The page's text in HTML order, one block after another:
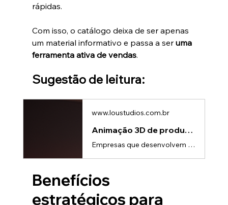
rápidas.
Com isso, o catálogo deixa de ser apenas
um material informativo e passa a ser uma
ferramenta ativa de vendas.
Sugestão de leitura:
www.loustudios.com.br
Animação 3D de produto: Como explicar máquinas e processos complexos
Empresas que desenvolvem máquinas, equipamentos industriais ou tecnologias avançadas enfrentam um desafio comum: como explicar um produto complexo de forma simples?Muitas vezes, esses equipamentos possuem: • múltiplos componentes internos • processos técnicos difíceis de visualizar • funcionamento mecânico ou eletrônico sofisticado • sistemas que acontecem dentro da máquinaO problema é que essas características não ficam claras em fotos ou vídeos tradicionais.É exatamente nesse cenário que a ani
Benefícios
estratégicos para